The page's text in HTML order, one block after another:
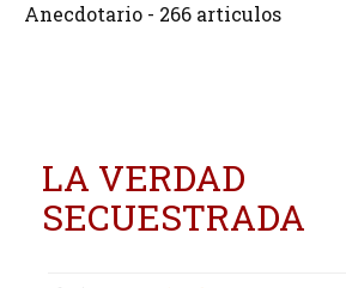
Anecdotario - 266 articulos
LA VERDAD
SECUESTRADA